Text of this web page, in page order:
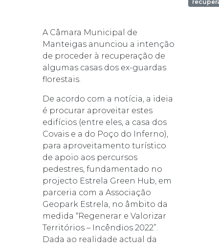
A Câmara Municipal de
Manteigas anunciou a intenção
de proceder à recuperação de
algumas casas dos ex-guardas
florestais.
De acordo com a notícia, a ideia
é procurar aproveitar estes
edifícios (entre eles, a casa dos
Covais e a do Poço do Inferno),
para aproveitamento turístico
de apoio aos percursos
pedestres, fundamentado no
projecto Estrela Green Hub, em
parceria com a Associação
Geopark Estrela, no âmbito da
medida “Regenerar e Valorizar
Territórios – Incêndios 2022”.
Dada ao realidade actual da